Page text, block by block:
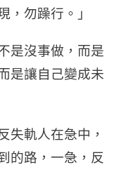
，勿躁行。」
是沒事做，而是
是讓自己變成未
失軌人在急中，
的路，一急，反